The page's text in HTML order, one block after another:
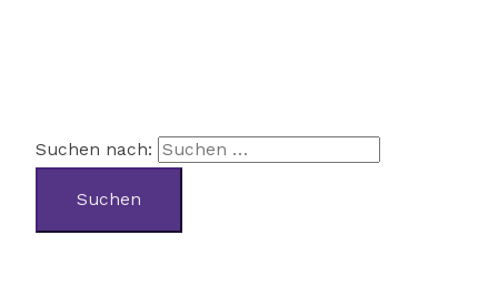
Suchen nach: